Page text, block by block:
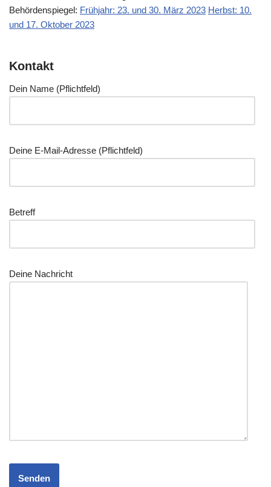
Behör­den­spie­gel: Früh­jahr: 23. und 30. März 2023 Herbst: 10.
und 17. Okto­ber 2023
Kontakt
Dein Name (Pflicht­feld)
Dei­ne E‑Mail-Adres­se (Pflicht­feld)
Betreff
Dei­ne Nachricht